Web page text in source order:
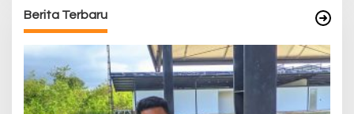
Berita Terbaru